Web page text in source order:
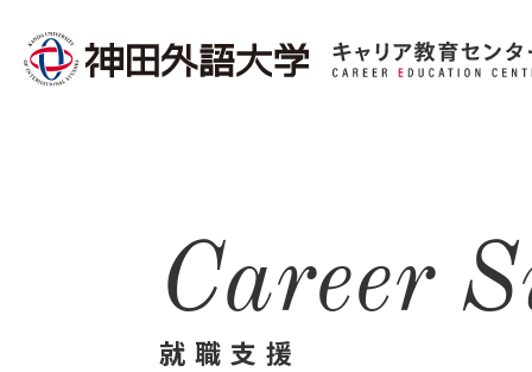
Career S
就職 支援